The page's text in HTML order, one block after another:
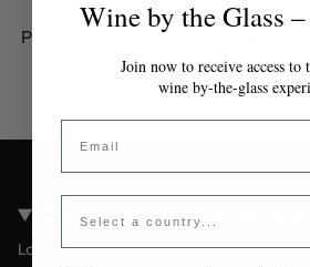
Por favor contacta al
token válido.
Coravin Guide Locations
London
Wine by the Glass
Join now to receive access to
wine by-the-glass
Email
Country